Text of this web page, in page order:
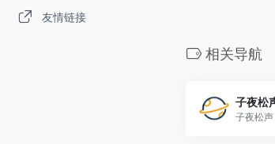
友情链接
相关导航
子夜松
子夜松